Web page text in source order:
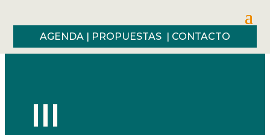
AGENDA | PROPUESTAS | CONTACTO
III